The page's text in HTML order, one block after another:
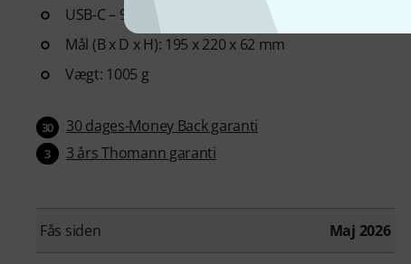
USB-C – 900 mA kræves (1500 mA anbefales til MIDI/
Mål (B x D x H): 195 x 220 x 62 mm
Vægt: 1005 g
30 30 dages-Money Back garanti
3 3 års Thomann garanti
Fås siden Maj 2026